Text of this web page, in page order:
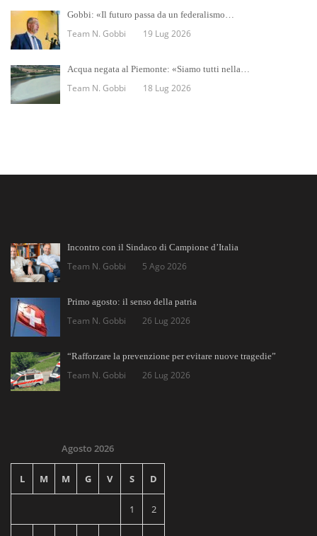
Gobbi: «Il futuro passa da un federalismo…
Team N. Gobbi 19 Lug 2026
Acqua negata al Piemonte: «Siamo tutti nella…
Team N. Gobbi 18 Lug 2026
Incontro con il Sindaco di Campione d’Italia
Team N. Gobbi 5 Ago 2026
Primo agosto: il senso della patria
Team N. Gobbi 26 Lug 2026
“Rafforzare la prevenzione per evitare nuove tragedie”
Team N. Gobbi 26 Lug 2026
Agosto 2026
L M M G V S D
1 2